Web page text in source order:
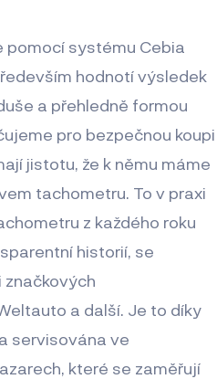
pomocí systému Cebia
hodnotí výsledek
a přehledně formou
pro bezpečnou koupi
jistotu, že k němu máme
tachometru. To v praxi
z každého roku
historií, se
značkových
a další. Je to díky
servisována ve
které se zaměřují